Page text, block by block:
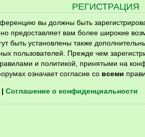
РЕГИСТРАЦИЯ
вы должны быть
но предоставляет вам более широкие
быть установлены также
пользователей. Прежде чем
и политикой, принятыми на
означает согласие со всеми
Соглашение о конфиденциальности